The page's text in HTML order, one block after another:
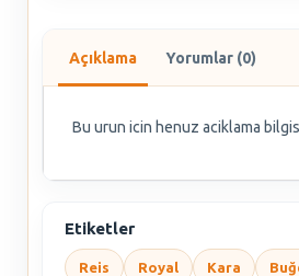
Açıklama Yorumlar (0)
Bu urun icin henuz aciklama
Etiketler
Reis Royal Kara